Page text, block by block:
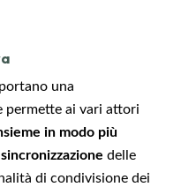
una
permette ai vari attori
in modo più
delle
di condivisione dei